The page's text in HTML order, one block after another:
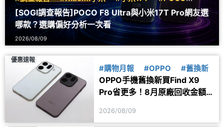
#F8
[SOGI調查報告]POCO F8 Ultra與小米17T Pro網友選
哪款？選購偏好分析一次看
2026/08/09
優惠速報
#購物月報 #OPPO #舊換新
OPPO手機舊換新買Find X9
Pro省更多！8月原廠回收金額
2026/08/09